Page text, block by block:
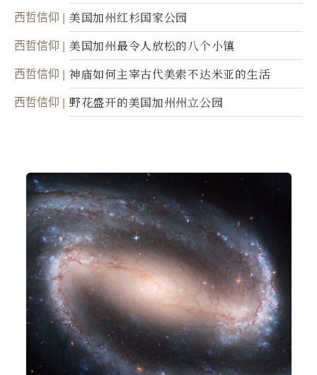
腐身
西哲信仰 美国加州红杉国家公园
西哲信仰 美国加州最令人放松的八个小镇
西哲信仰 神庙如何主宰古代美索不达米亚的生活
西哲信仰 野花盛开的美国加州州立公园